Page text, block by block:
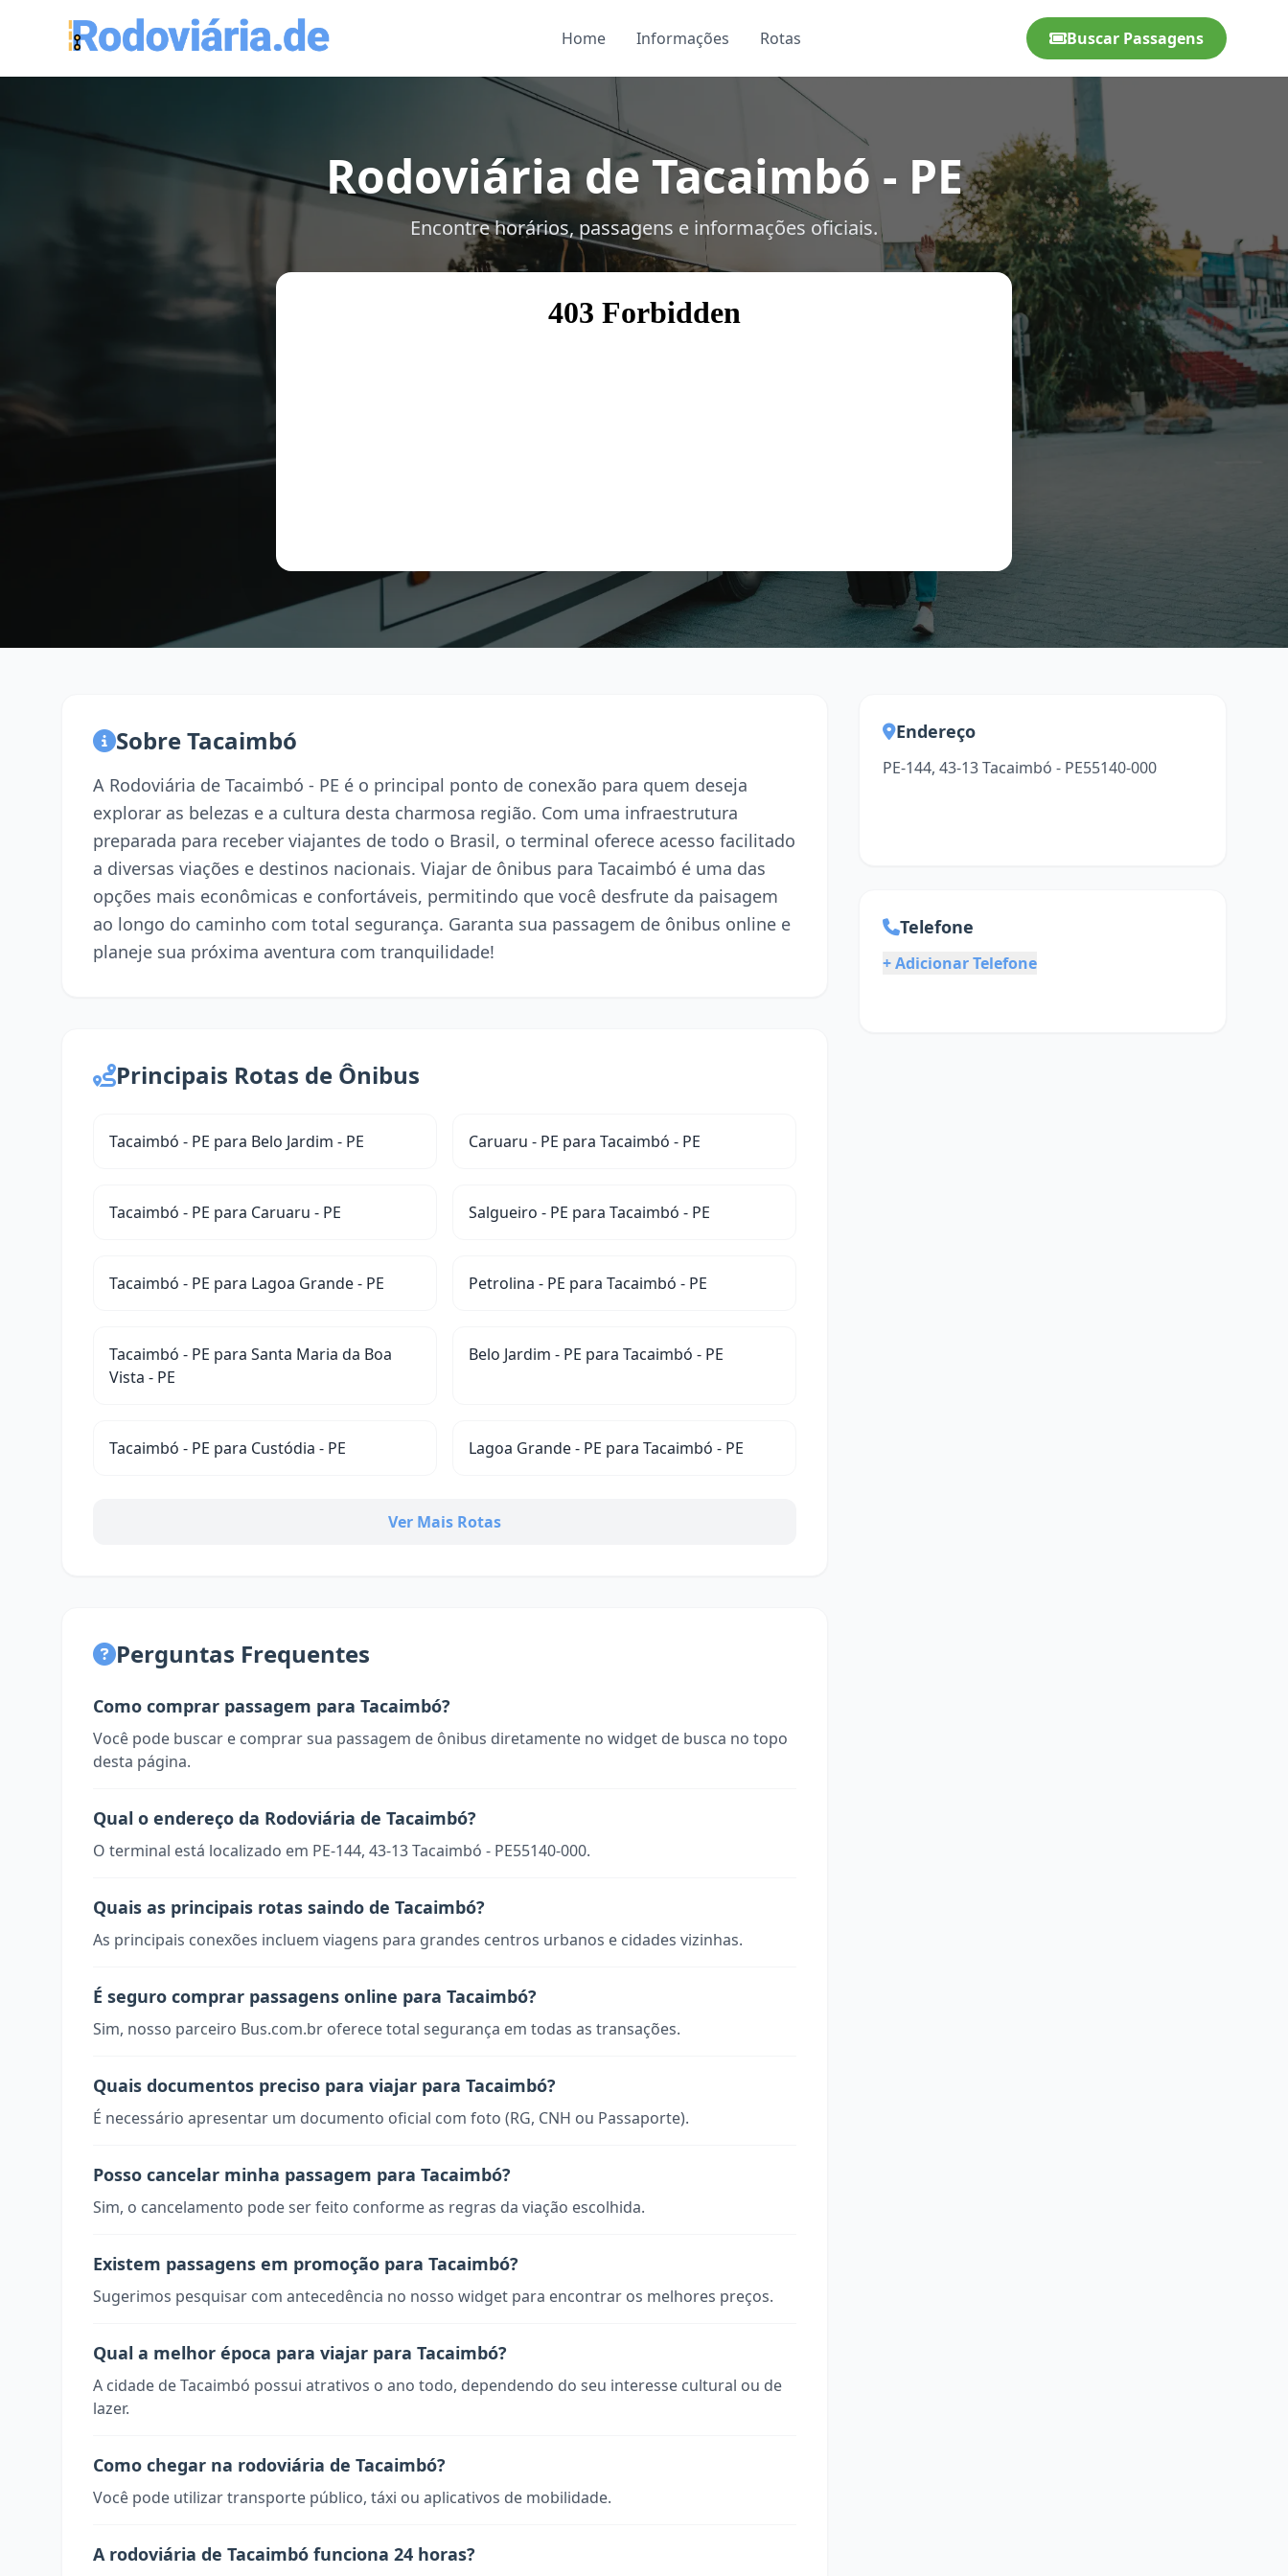
Home Informações Rotas Buscar Passagens
Rodoviária de Tacaimbó - PE
Encontre horários, passagens e informações oficiais.
Sobre Tacaimbó
A Rodoviária de Tacaimbó - PE é o principal ponto de conexão para quem deseja
explorar as belezas e a cultura desta charmosa região. Com uma infraestrutura
preparada para receber viajantes de todo o Brasil, o terminal oferece acesso facilitado
a diversas viações e destinos nacionais. Viajar de ônibus para Tacaimbó é uma das
opções mais econômicas e confortáveis, permitindo que você desfrute da paisagem
ao longo do caminho com total segurança. Garanta sua passagem de ônibus online e
planeje sua próxima aventura com tranquilidade!
Principais Rotas de Ônibus
Tacaimbó - PE para Belo Jardim - PE Caruaru - PE para Tacaimbó - PE
Tacaimbó - PE para Caruaru - PE Salgueiro - PE para Tacaimbó - PE
Tacaimbó - PE para Lagoa Grande - PE Petrolina - PE para Tacaimbó - PE
Tacaimbó - PE para Santa Maria da Boa
Vista - PE
Belo Jardim - PE para Tacaimbó - PE
Tacaimbó - PE para Custódia - PE Lagoa Grande - PE para Tacaimbó - PE
Ver Mais Rotas
Perguntas Frequentes
Como comprar passagem para Tacaimbó?
Você pode buscar e comprar sua passagem de ônibus diretamente no widget de busca no topo
desta página.
Qual o endereço da Rodoviária de Tacaimbó?
O terminal está localizado em PE-144, 43-13 Tacaimbó - PE55140-000.
Quais as principais rotas saindo de Tacaimbó?
As principais conexões incluem viagens para grandes centros urbanos e cidades vizinhas.
É seguro comprar passagens online para Tacaimbó?
Sim, nosso parceiro Bus.com.br oferece total segurança em todas as transações.
Quais documentos preciso para viajar para Tacaimbó?
É necessário apresentar um documento oficial com foto (RG, CNH ou Passaporte).
Posso cancelar minha passagem para Tacaimbó?
Sim, o cancelamento pode ser feito conforme as regras da viação escolhida.
Existem passagens em promoção para Tacaimbó?
Sugerimos pesquisar com antecedência no nosso widget para encontrar os melhores preços.
Qual a melhor época para viajar para Tacaimbó?
A cidade de Tacaimbó possui atrativos o ano todo, dependendo do seu interesse cultural ou de
lazer.
Como chegar na rodoviária de Tacaimbó?
Você pode utilizar transporte público, táxi ou aplicativos de mobilidade.
A rodoviária de Tacaimbó funciona 24 horas?
Endereço
PE-144, 43-13 Tacaimbó - PE55140-000
Telefone
+ Adicionar Telefone